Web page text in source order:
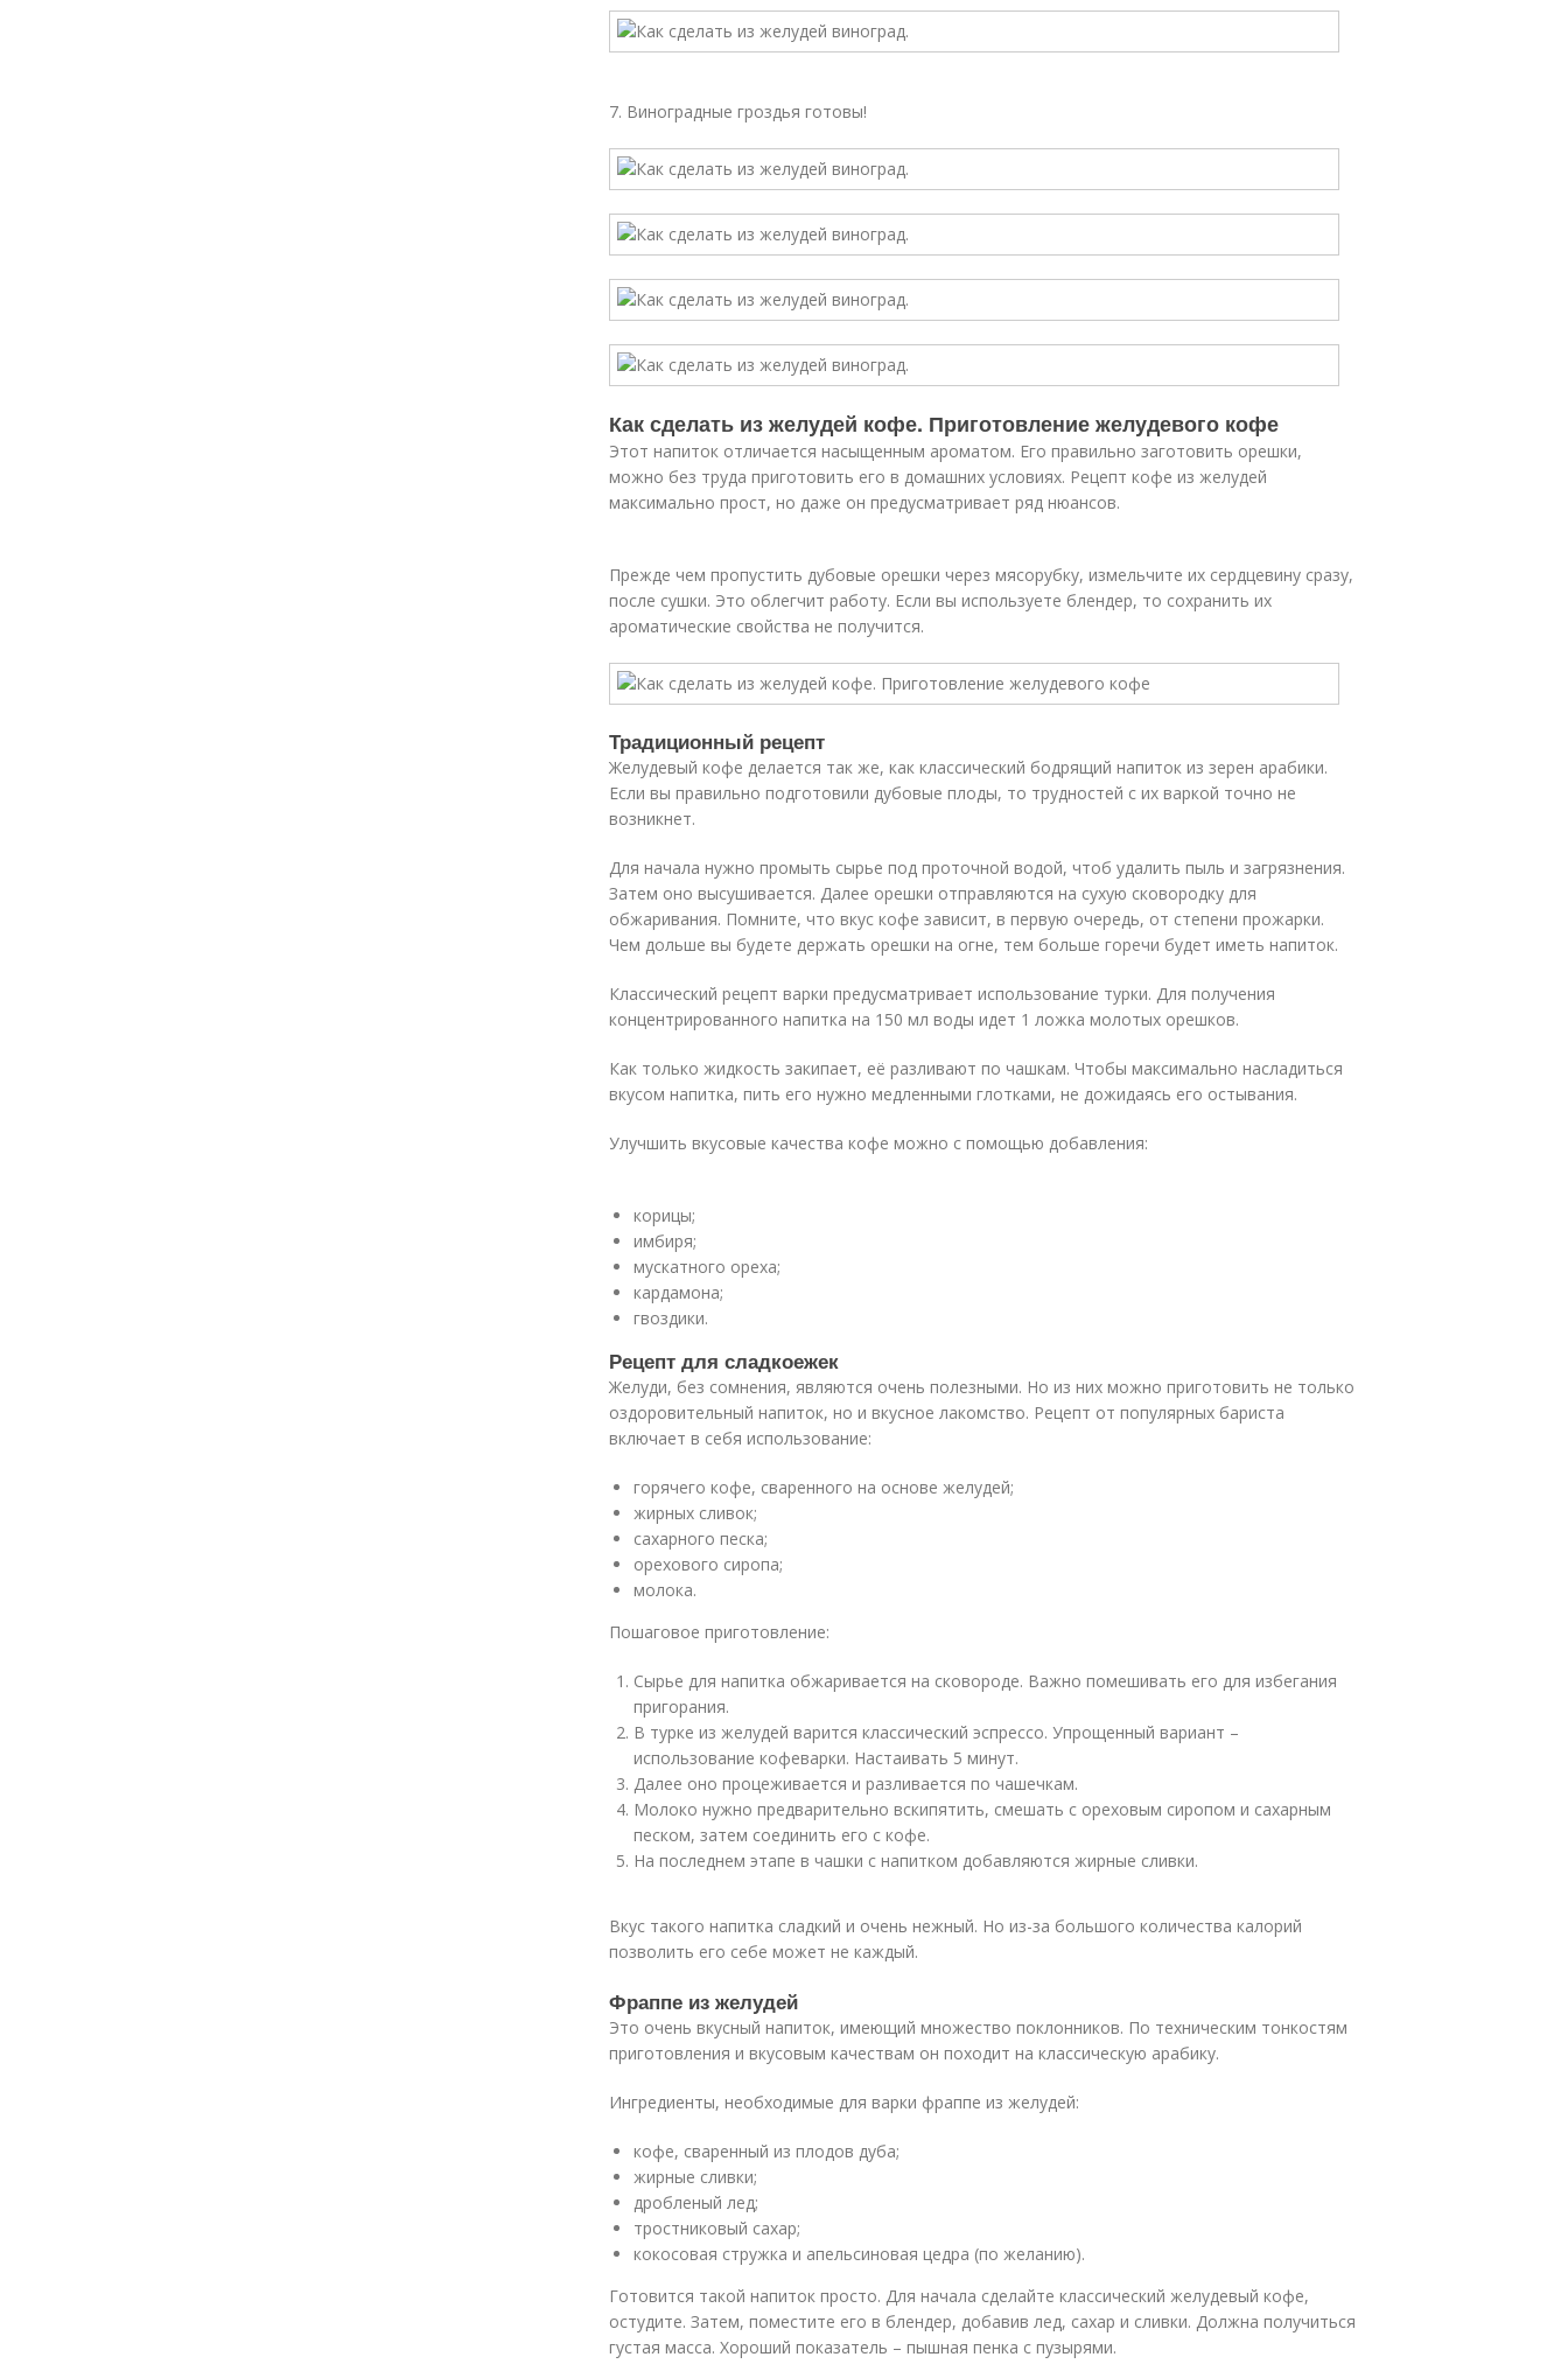
7. Виноградные гроздья готовы!
Как сделать из желудей кофе. Приготовление желудевого кофе
Этот напиток отличается насыщенным ароматом. Его правильно заготовить орешки,
можно без труда приготовить его в домашних условиях. Рецепт кофе из желудей
максимально прост, но даже он предусматривает ряд нюансов.
Прежде чем пропустить дубовые орешки через мясорубку, измельчите их сердцевину сразу,
после сушки. Это облегчит работу. Если вы используете блендер, то сохранить их
ароматические свойства не получится.
Традиционный рецепт
Желудевый кофе делается так же, как классический бодрящий напиток из зерен арабики.
Если вы правильно подготовили дубовые плоды, то трудностей с их варкой точно не
возникнет.
Для начала нужно промыть сырье под проточной водой, чтоб удалить пыль и загрязнения.
Затем оно высушивается. Далее орешки отправляются на сухую сковородку для
обжаривания. Помните, что вкус кофе зависит, в первую очередь, от степени прожарки.
Чем дольше вы будете держать орешки на огне, тем больше горечи будет иметь напиток.
Классический рецепт варки предусматривает использование турки. Для получения
концентрированного напитка на 150 мл воды идет 1 ложка молотых орешков.
Как только жидкость закипает, её разливают по чашкам. Чтобы максимально насладиться
вкусом напитка, пить его нужно медленными глотками, не дожидаясь его остывания.
Улучшить вкусовые качества кофе можно с помощью добавления:
корицы;
имбиря;
мускатного ореха;
кардамона;
гвоздики.
Рецепт для сладкоежек
Желуди, без сомнения, являются очень полезными. Но из них можно приготовить не только
оздоровительный напиток, но и вкусное лакомство. Рецепт от популярных бариста
включает в себя использование:
горячего кофе, сваренного на основе желудей;
жирных сливок;
сахарного песка;
орехового сиропа;
молока.
Пошаговое приготовление:
Сырье для напитка обжаривается на сковороде. Важно помешивать его для избегания
пригорания.
В турке из желудей варится классический эспрессо. Упрощенный вариант –
использование кофеварки. Настаивать 5 минут.
Далее оно процеживается и разливается по чашечкам.
Молоко нужно предварительно вскипятить, смешать с ореховым сиропом и сахарным
песком, затем соединить его с кофе.
На последнем этапе в чашки с напитком добавляются жирные сливки.
Вкус такого напитка сладкий и очень нежный. Но из-за большого количества калорий
позволить его себе может не каждый.
Фраппе из желудей
Это очень вкусный напиток, имеющий множество поклонников. По техническим тонкостям
приготовления и вкусовым качествам он походит на классическую арабику.
Ингредиенты, необходимые для варки фраппе из желудей:
кофе, сваренный из плодов дуба;
жирные сливки;
дробленый лед;
тростниковый сахар;
кокосовая стружка и апельсиновая цедра (по желанию).
Готовится такой напиток просто. Для начала сделайте классический желудевый кофе,
остудите. Затем, поместите его в блендер, добавив лед, сахар и сливки. Должна получиться
густая масса. Хороший показатель – пышная пенка с пузырями.